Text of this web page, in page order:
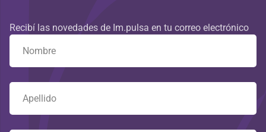
Recibí las novedades de Im.pulsa en tu correo electrónico